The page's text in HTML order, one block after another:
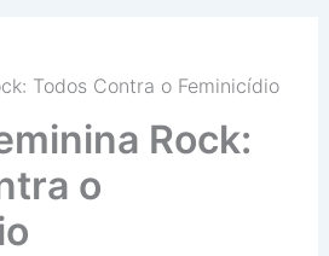
Todos Contra o Feminicídio
Rock:
o